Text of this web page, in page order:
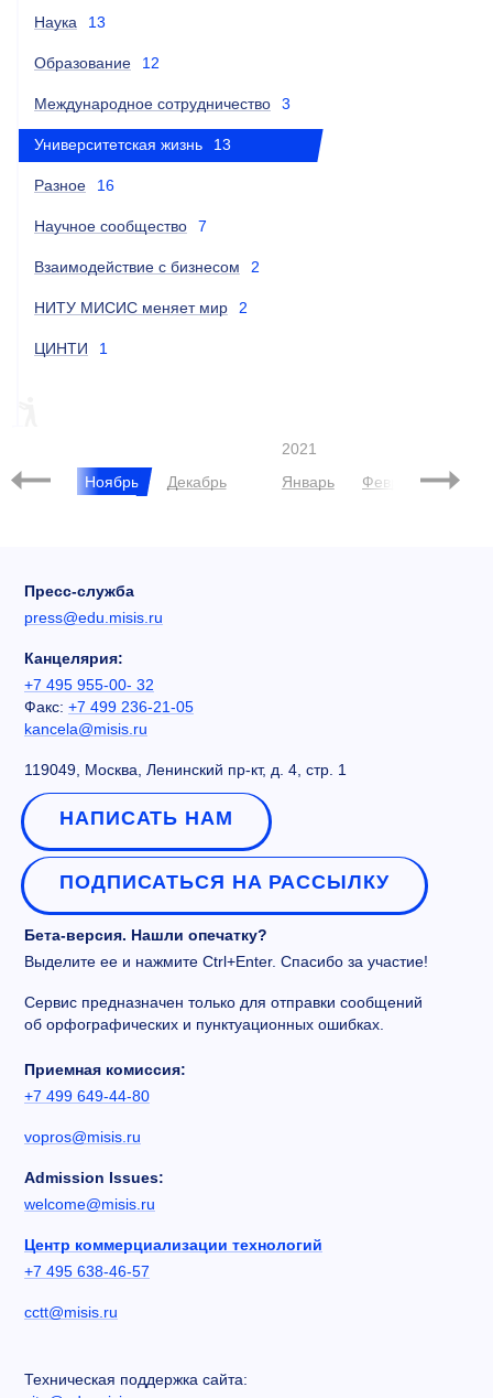
Наука 13
Образование 12
Международное сотрудничество 3
Университетская жизнь 13
Разное 16
Научное сообщество 7
Взаимодействие с бизнесом 2
НИТУ МИСИС меняет мир 2
ЦИНТИ 1
Ноябрь Декабрь
2021
Январь
Февраль Март
Пресс-служба
press@edu.misis.ru
Канцелярия:
+7 495 955-00- 32
Факс: +7 499 236-21-05
kancela@misis.ru
119049, Москва, Ленинский пр-кт, д. 4, стр. 1
НАПИСАТЬ НАМ
ПОДПИСАТЬСЯ НА РАССЫЛКУ
Бета-версия. Нашли опечатку?
Выделите ее и нажмите Ctrl+Enter. Спасибо за участие!
Сервис предназначен только для отправки сообщений
об орфографических и пунктуационных ошибках.
Приемная комиссия:
+7 499 649-44-80
vopros@misis.ru
Admission Issues:
welcome@misis.ru
Центр коммерциализации технологий
+7 495 638-46-57
cctt@misis.ru
Техническая поддержка сайта: